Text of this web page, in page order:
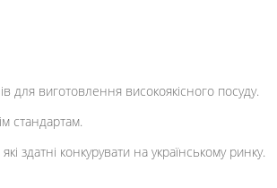
для виготовлення високоякісного посуду.
стандартам.
здатні конкурувати на українському ринку.